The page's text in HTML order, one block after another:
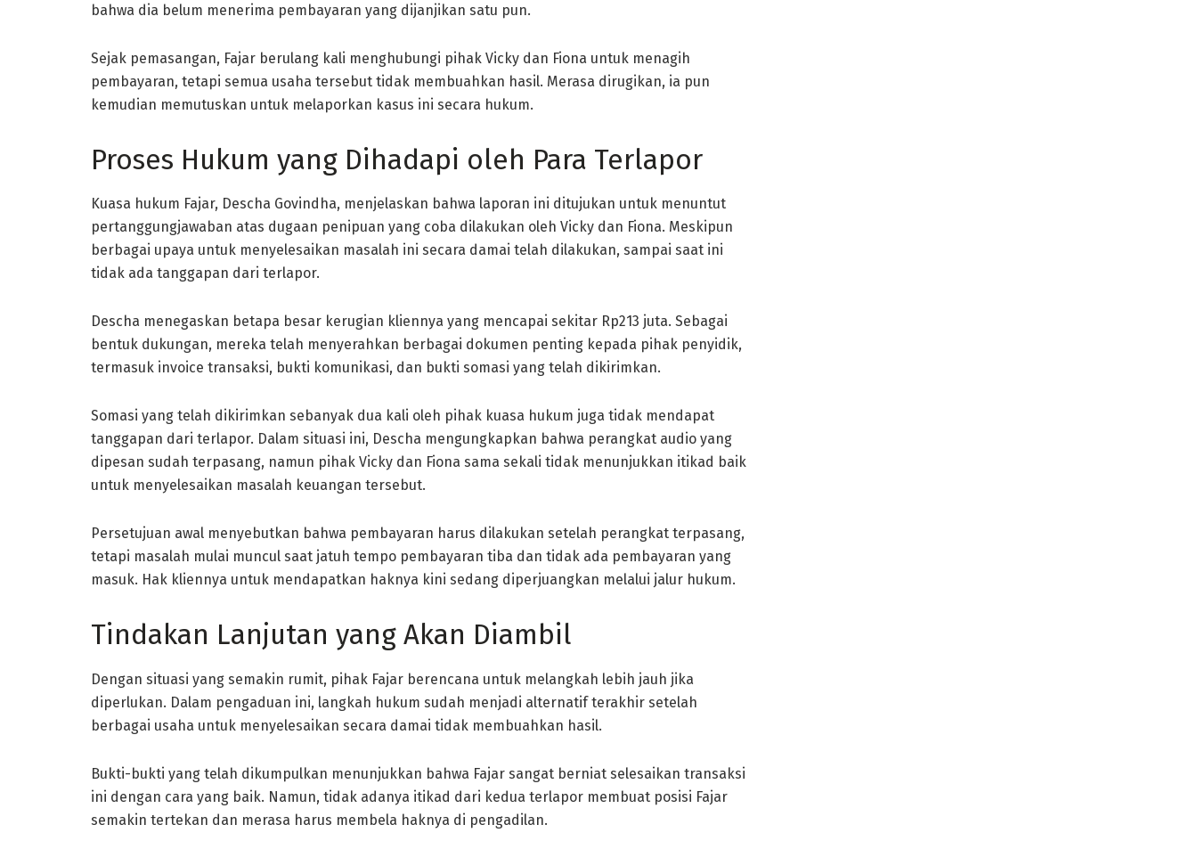
bahwa dia belum menerima pembayaran yang dijanjikan satu pun.
Sejak pemasangan, Fajar berulang kali menghubungi pihak Vicky dan Fiona untuk menagih
pembayaran, tetapi semua usaha tersebut tidak membuahkan hasil. Merasa dirugikan, ia pun
kemudian memutuskan untuk melaporkan kasus ini secara hukum.
Proses Hukum yang Dihadapi oleh Para Terlapor
Kuasa hukum Fajar, Descha Govindha, menjelaskan bahwa laporan ini ditujukan untuk menuntut
pertanggungjawaban atas dugaan penipuan yang coba dilakukan oleh Vicky dan Fiona. Meskipun
berbagai upaya untuk menyelesaikan masalah ini secara damai telah dilakukan, sampai saat ini
tidak ada tanggapan dari terlapor.
Descha menegaskan betapa besar kerugian kliennya yang mencapai sekitar Rp213 juta. Sebagai
bentuk dukungan, mereka telah menyerahkan berbagai dokumen penting kepada pihak penyidik,
termasuk invoice transaksi, bukti komunikasi, dan bukti somasi yang telah dikirimkan.
Somasi yang telah dikirimkan sebanyak dua kali oleh pihak kuasa hukum juga tidak mendapat
tanggapan dari terlapor. Dalam situasi ini, Descha mengungkapkan bahwa perangkat audio yang
dipesan sudah terpasang, namun pihak Vicky dan Fiona sama sekali tidak menunjukkan itikad baik
untuk menyelesaikan masalah keuangan tersebut.
Persetujuan awal menyebutkan bahwa pembayaran harus dilakukan setelah perangkat terpasang,
tetapi masalah mulai muncul saat jatuh tempo pembayaran tiba dan tidak ada pembayaran yang
masuk. Hak kliennya untuk mendapatkan haknya kini sedang diperjuangkan melalui jalur hukum.
Tindakan Lanjutan yang Akan Diambil
Dengan situasi yang semakin rumit, pihak Fajar berencana untuk melangkah lebih jauh jika
diperlukan. Dalam pengaduan ini, langkah hukum sudah menjadi alternatif terakhir setelah
berbagai usaha untuk menyelesaikan secara damai tidak membuahkan hasil.
Bukti-bukti yang telah dikumpulkan menunjukkan bahwa Fajar sangat berniat selesaikan transaksi
ini dengan cara yang baik. Namun, tidak adanya itikad dari kedua terlapor membuat posisi Fajar
semakin tertekan dan merasa harus membela haknya di pengadilan.